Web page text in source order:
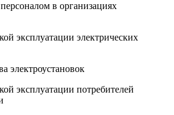
в организациях
эксплуатации электрических
электроустановок
эксплуатации потребителей